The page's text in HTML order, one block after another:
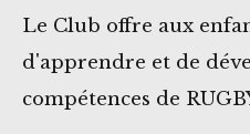
Le Club offre aux
d'apprendre et de
compétences de